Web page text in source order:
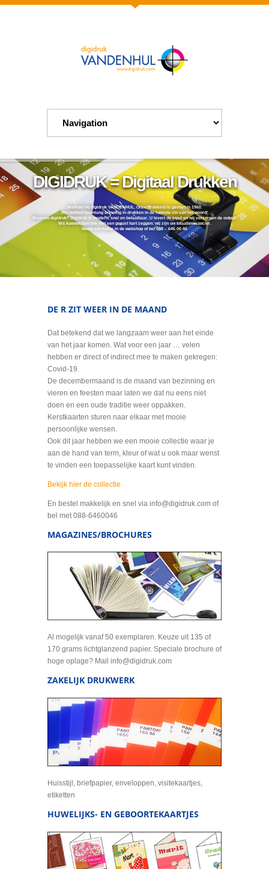
Welkom bij digidruk VANDENHUL. Onze drukkerij is gestart in 1960.
We hebben jarenlang ervaring in drukken in de ruimste zin van het woord!
Waarom digidruk? Digidruk is modern, snel en betaalbaar. U levert de input en wij verzorgen de output!
Wij kunnen dan ook met een gerust hart zeggen: wij zijn uw totaalleverancier.
Neem een kijkje in de webshop of bel 088 – 646 00 46
DIGIDRUK = Digitaal Drukken
DE R ZIT WEER IN DE MAAND
Dat betekend dat we langzaam weer aan het einde
van het jaar komen. Wat voor een jaar … velen
hebben er direct of indirect mee te maken gekregen:
Covid-19.
De decembermaand is de maand van bezinning en
vieren en feesten maar laten we dat nu eens niet
doen en een oude traditie weer oppakken.
Kerstkaarten sturen naar elkaar met mooie
persoonlijke wensen.
Ook dit jaar hebben we een mooie collectie waar je
aan de hand van term, kleur of wat u ook maar wenst
te vinden een toepasselijke kaart kunt vinden.
Bekijk hier de collectie
En bestel makkelijk en snel via info@digidruk.com of
bel met 088-6460046
MAGAZINES/BROCHURES
Al mogelijk vanaf 50 exemplaren. Keuze uit 135 of
170 grams lichtglanzend papier. Speciale brochure of
hoge oplage? Mail info@digidruk.com
ZAKELIJK DRUKWERK
Huisstijl, briefpapier, enveloppen, visitekaartjes,
etiketten
HUWELIJKS- EN GEBOORTEKAARTJES